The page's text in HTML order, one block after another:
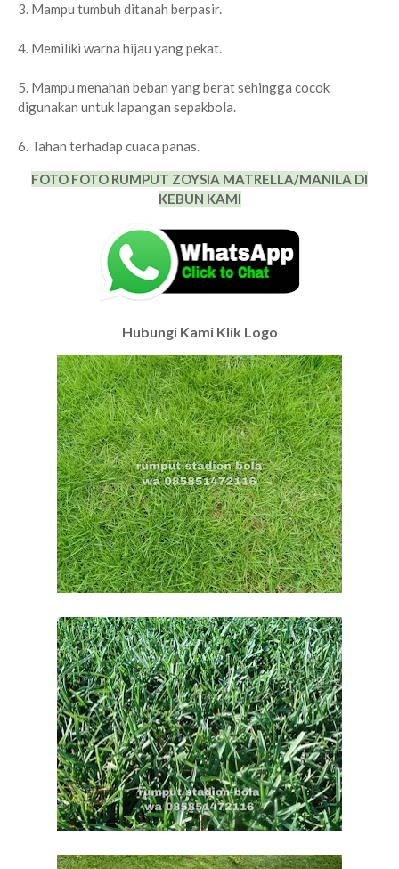
3. Mampu tumbuh ditanah berpasir.
4. Memiliki warna hijau yang pekat.
5. Mampu menahan beban yang berat sehingga cocok
digunakan untuk lapangan sepakbola.
6. Tahan terhadap cuaca panas.
FOTO FOTO RUMPUT ZOYSIA MATRELLA/MANILA DI
KEBUN KAMI
Hubungi Kami Klik Logo